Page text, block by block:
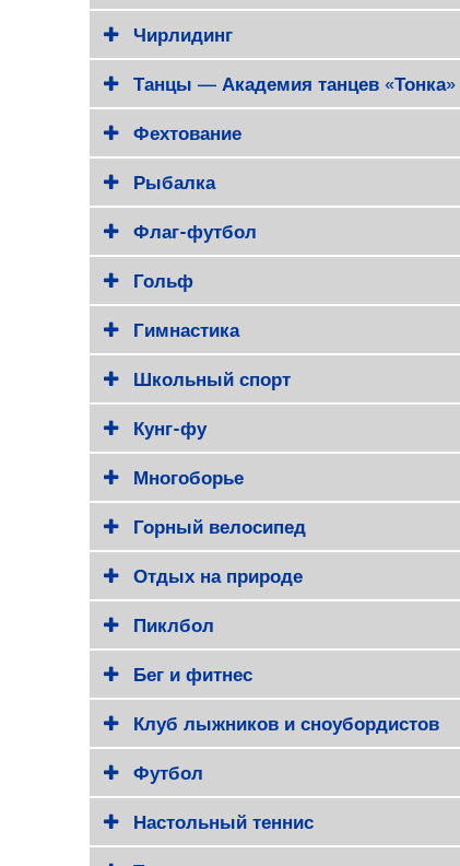
Чирлидинг
Танцы — Академия танцев «Тонка»
Фехтование
Рыбалка
Флаг-футбол
Гольф
Гимнастика
Школьный спорт
Кунг-фу
Многоборье
Горный велосипед
Отдых на природе
Пиклбол
Бег и фитнес
Клуб лыжников и сноубордистов
Футбол
Настольный теннис